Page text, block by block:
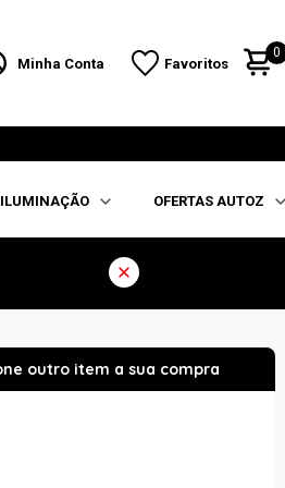
Minha Conta Favoritos
0
ILUMINAÇÃO OFERTAS AUTOZ